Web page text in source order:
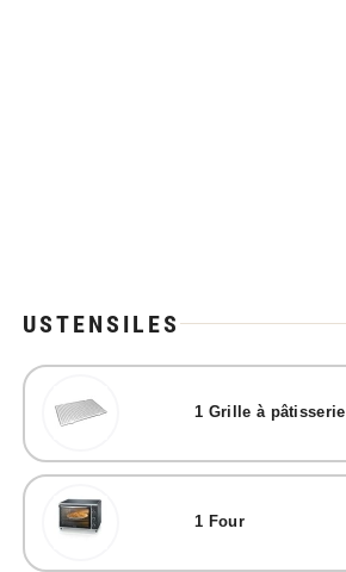
USTENSILES
1 Grille à pâtisserie
1 Four